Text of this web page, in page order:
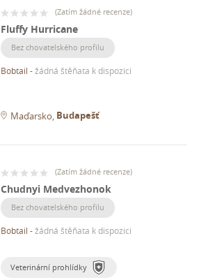
(Zatím žádné recenze)
Fluffy Hurricane
Bez chovatelského profilu
Bobtail -žádná štěňata k dispozici
Maďarsko Budapešť
(Zatím žádné recenze)
Chudnyi Medvezhonok
Bez chovatelského profilu
Bobtail -žádná štěňata k dispozici
Veterinární prohlídky